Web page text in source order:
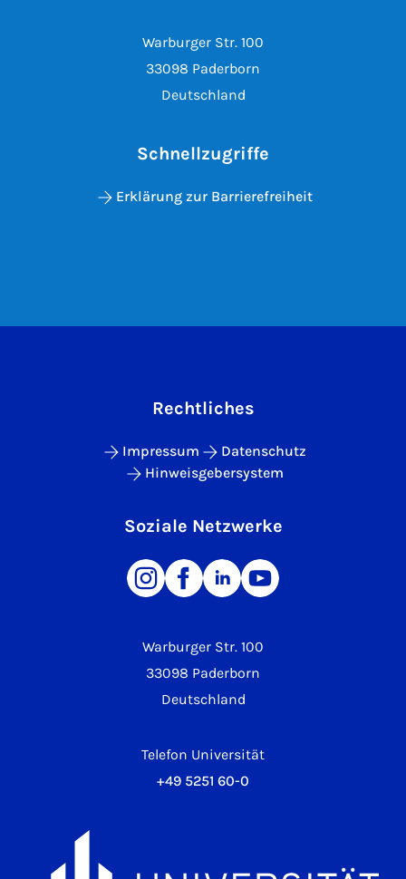
Warburger Str. 100
33098 Paderborn
Deutschland
Schnellzugriffe
Erklärung zur Barrierefreiheit
Warburger Str. 100
33098 Paderborn
Deutschland
Telefon Universität
+49 5251 60-0
Rechtliches
Impressum
Datenschutz
Hinweisgebersystem
Soziale Netzwerke